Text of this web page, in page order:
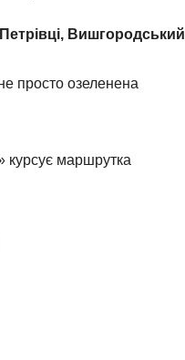
Вишгородський
просто озеленена
курсує маршрутка